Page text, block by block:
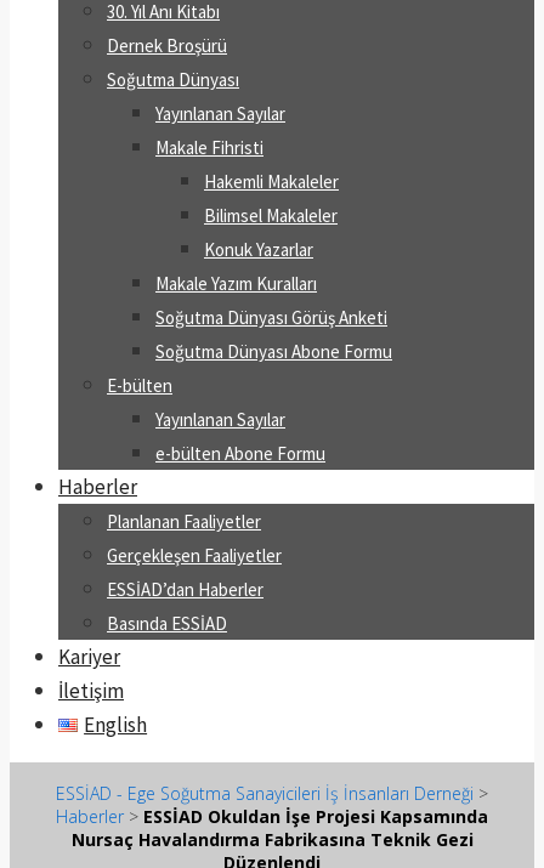
30. Yıl Anı Kitabı
Dernek Broşürü
Soğutma Dünyası
Yayınlanan Sayılar
Makale Fihristi
Hakemli Makaleler
Bilimsel Makaleler
Konuk Yazarlar
Makale Yazım Kuralları
Soğutma Dünyası Görüş Anketi
Soğutma Dünyası Abone Formu
E-bülten
Yayınlanan Sayılar
e-bülten Abone Formu
Haberler
Planlanan Faaliyetler
Gerçekleşen Faaliyetler
ESSİAD’dan Haberler
Basında ESSİAD
Kariyer
İletişim
English
ESSİAD - Ege Soğutma Sanayicileri İş İnsanları Derneği >
Haberler > ESSİAD Okuldan İşe Projesi Kapsamında
Nursaç Havalandırma Fabrikasına Teknik Gezi
Düzenlendi